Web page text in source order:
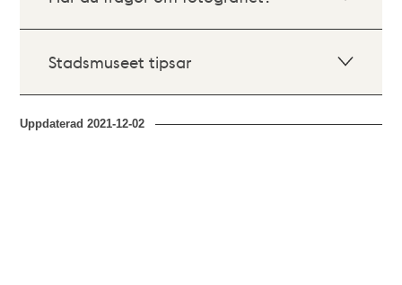
Stadsmuseet tipsar
Uppdaterad2021-12-02